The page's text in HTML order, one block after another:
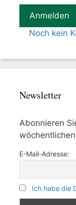
Noch kein
Newsletter
Abonnieren
E-Mail-Adresse:
Ich habe die